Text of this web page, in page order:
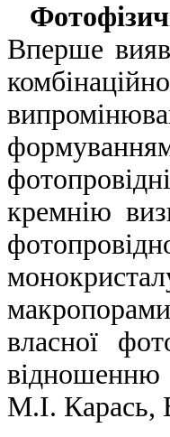
Вперше
кремнію
власної
М.І.